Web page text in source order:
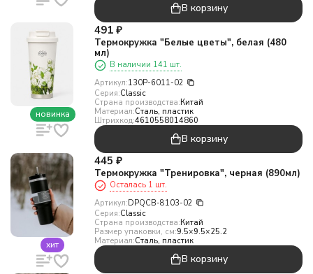
В корзину
новинка
491 ₽
Термокружка "Белые цветы", белая (480
мл)
В наличии 141 шт.
Артикул:130P-6011-02
Серия:Classic
Страна производства:Китай
Материал:Сталь, пластик
Штрихкод:4610558014860
В корзину
хит
445 ₽
Термокружка "Тренировка", черная (890мл)
Осталась 1 шт.
Артикул:DPQCB-8103-02
Серия:Classic
Страна производства:Китай
Размер упаковки, см:9.5×9.5×25.2
Материал:Сталь, пластик
В корзину